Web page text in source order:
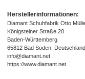
Herstellerinformationen:
Diamant Schuhfabrik Otto
Königsteiner Straße 20
Baden-Württemberg
65812 Bad Soden, Deutschland
info@diamant.net
https://www.diamant.net